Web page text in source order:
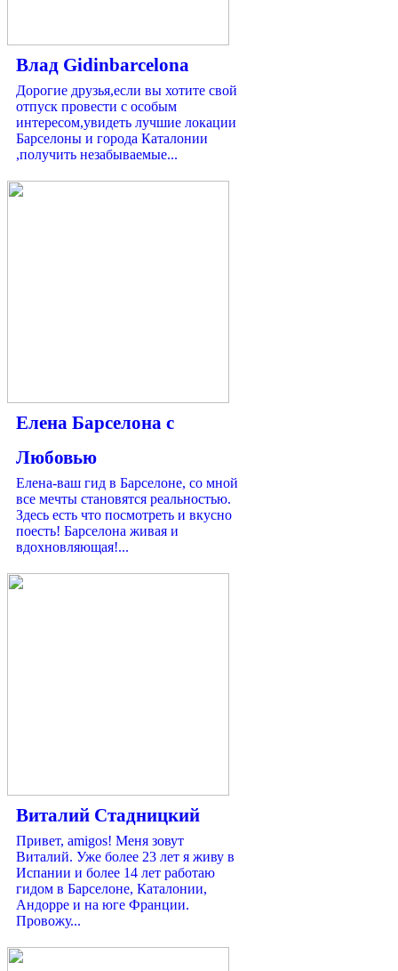
Влад Gidinbarcelona
Дорогие друзья,если вы хотите свой
отпуск провести с особым
интересом,увидеть лучшие локации
Барселоны и города Каталонии
,получить незабываемые...
Елена Барселона с
Любовью
Елена-ваш гид в Барселоне, со мной
все мечты становятся реальностью.
Здесь есть что посмотреть и вкусно
поесть! Барселона живая и
вдохновляющая!...
Виталий Стадницкий
Привет, amigos! Меня зовут
Виталий. Уже более 23 лет я живу в
Испании и более 14 лет работаю
гидом в Барселоне, Каталонии,
Андорре и на юге Франции.
Провожу...